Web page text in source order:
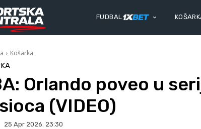
FUDBAL
Košarka
Orlando poveo u
(VIDEO)
25 Apr 2026. 23:30